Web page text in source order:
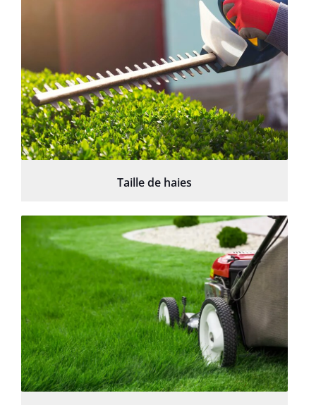
Taille de haies